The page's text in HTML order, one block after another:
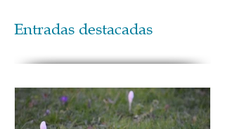
Entradas destacadas